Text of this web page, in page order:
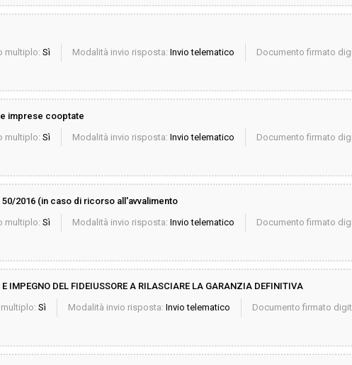
multiplo: Sì Modalità invio risposta: Invio telematico Documento firmato
imprese cooptate
multiplo: Sì Modalità invio risposta: Invio telematico Documento firmato
50/2016 (in caso di ricorso all'avvalimento
multiplo: Sì Modalità invio risposta: Invio telematico Documento firmato
IMPEGNO DEL FIDEIUSSORE A RILASCIARE LA GARANZIA DEFINITIVA
Sì Modalità invio risposta: Invio telematico Documento firmato